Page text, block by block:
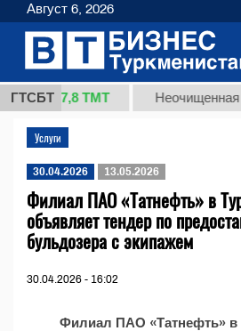
ГТСБТ
(кг.) 37,8 ТМТ Неочищенная
Услуги
30.04.2026 13.05.2026
Филиал ПАО «Татнефть» в
объявляет тендер по
бульдозера с экипажем
30.04.2026 - 16:02
Филиал ПАО «Татнефть» в
Август 6, 2026